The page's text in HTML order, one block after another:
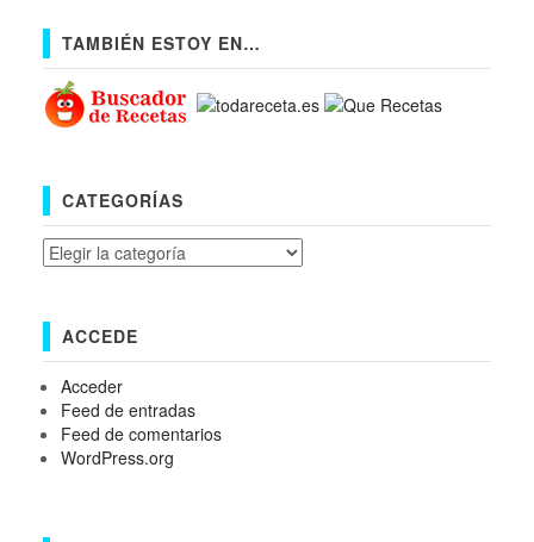
TAMBIÉN ESTOY EN…
CATEGORÍAS
Categorías
ACCEDE
Acceder
Feed de entradas
Feed de comentarios
WordPress.org